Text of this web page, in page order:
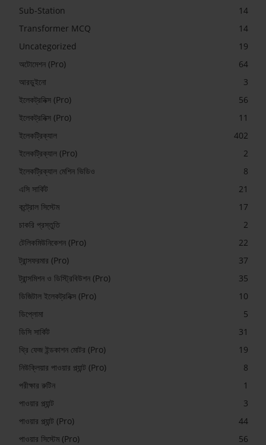
Sub-Station
14
Transformer MCQ
14
Uncategorized
19
অটোমেশন (Pro)
64
আরডুইনো
3
ইলেকট্রনিক্স (Pro)
56
ইলেকট্রনিক্স (Pro)
11
ইলেকট্রিক্যাল
402
ইলেকট্রিক্যাল (Pro)
2
ইলেকট্রিক্যাল মেশিন ভিডিও
8
এসি সার্কিট
21
কন্ট্রোল সিস্টেম
17
চাকরি প্রস্তুতি
2
টেলিকমিউনিকেশন (Pro)
22
ট্রান্সফরমার (Pro)
37
ট্রান্সমিশন ও ডিস্ট্রিবিউশন (Pro)
35
ডিজিটাল ইলেকট্রনিক্স (Pro)
10
ডিপ্লোমা
5
ডিসি সার্কিট
31
থ্রি ফেজ ইন্ডকাশন মোটর (Pro)
19
নিউক্লিয়ার পাওয়ার প্ল্যান্ট (Pro)
8
পরীক্ষার রুটিন
1
পাওয়ার প্ল্যান্ট
3
পাওয়ার প্ল্যান্ট (Pro)
44
পাওয়ার সিস্টেম (Pro)
56